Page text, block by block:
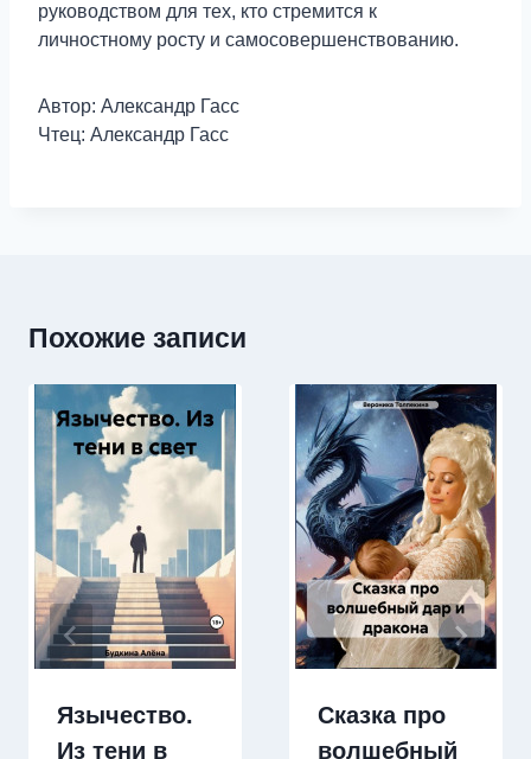
руководством для тех, кто стремится к
личностному росту и самосовершенствованию.
Автор: Александр Гасс
Чтец: Александр Гасс
Похожие записи
Язычество.
Из тени в
Сказка про
волшебный